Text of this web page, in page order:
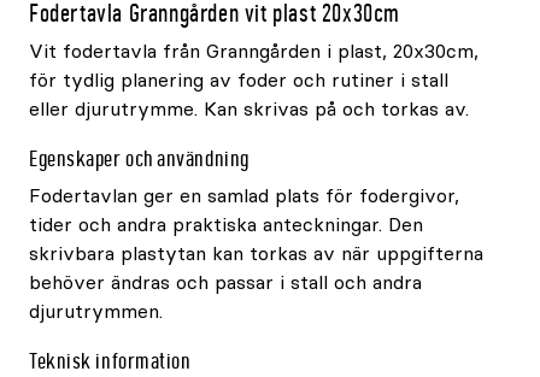
Fodertavla Granngården vit plast 20x30cm
Vit fodertavla från Granngården i plast, 20x30cm,
för tydlig planering av foder och rutiner i stall
eller djurutrymme. Kan skrivas på och torkas av.
Egenskaper och användning
Fodertavlan ger en samlad plats för fodergivor,
tider och andra praktiska anteckningar. Den
skrivbara plastytan kan torkas av när uppgifterna
behöver ändras och passar i stall och andra
djurutrymmen.
Teknisk information